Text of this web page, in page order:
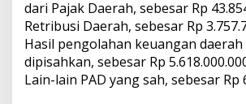
dari Pajak Daerah, sebesar Rp
Retribusi Daerah, sebesar Rp
Hasil pengolahan keuangan daerah
dipisahkan, sebesar Rp
Lain-lain PAD yang sah, sebesar Rp